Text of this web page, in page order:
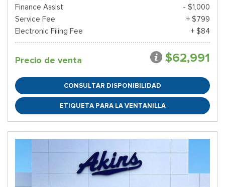
Finance Assist
- $1,000
Service Fee
+ $799
Electronic Filing Fee
+ $84
Precio de venta $62,991
CONSULTAR DISPONIBILIDAD
ETIQUETA PARA LA VENTANILLA